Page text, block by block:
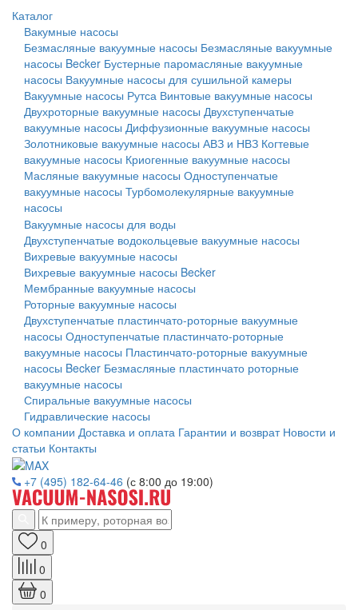
Каталог
Вакумные насосы
Безмасляные вакуумные насосы Безмасляные вакуумные
насосы Becker Бустерные паромасляные вакуумные
насосы Вакуумные насосы для сушильной камеры
Вакуумные насосы Рутса Винтовые вакуумные насосы
Двухроторные вакуумные насосы Двухступенчатые
вакуумные насосы Диффузионные вакуумные насосы
Золотниковые вакуумные насосы АВЗ и НВЗ Когтевые
вакуумные насосы Криогенные вакуумные насосы
Масляные вакуумные насосы Одноступенчатые
вакуумные насосы Турбомолекулярные вакуумные
насосы
Вакуумные насосы для воды
Двухступенчатые водокольцевые вакуумные насосы
Вихревые вакуумные насосы
Вихревые вакуумные насосы Becker
Мембранные вакуумные насосы
Роторные вакуумные насосы
Двухступенчатые пластинчато-роторные вакуумные
насосы Одноступенчатые пластинчато-роторные
вакуумные насосы Пластинчато-роторные вакуумные
насосы Becker Безмасляные пластинчато роторные
вакуумные насосы
Спиральные вакуумные насосы
Гидравлические насосы
О компании Доставка и оплата Гарантии и возврат Новости и
статьи Контакты
+7 (495) 182-64-46 (с 8:00 до 19:00)
0
0
0